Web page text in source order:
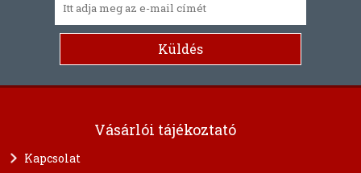
Vásárlói tájékoztató
Kapcsolat